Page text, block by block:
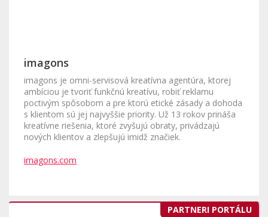
imagons
imagons je omni-servisová kreatívna agentúra, ktorej
ambíciou je tvoriť funkčnú kreatívu, robiť reklamu
poctivým spôsobom a pre ktorú etické zásady a dohoda
s klientom sú jej najvyššie priority. Už 13 rokov prináša
kreatívne riešenia, ktoré zvyšujú obraty, privádzajú
nových klientov a zlepšujú imidž značiek.
imagons.com
PARTNERI PORTÁLU